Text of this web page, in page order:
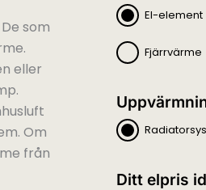
som
eller
Om
från
El-element
Fjärrvärme
Ditt elpris